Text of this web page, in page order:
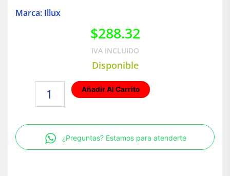
Marca: Illux
$288.32
IVA INCLUIDO
Disponible
dirigible
GU5.3
15W
Añadir Al Carrito
¿Preguntas? Estamos para atenderte